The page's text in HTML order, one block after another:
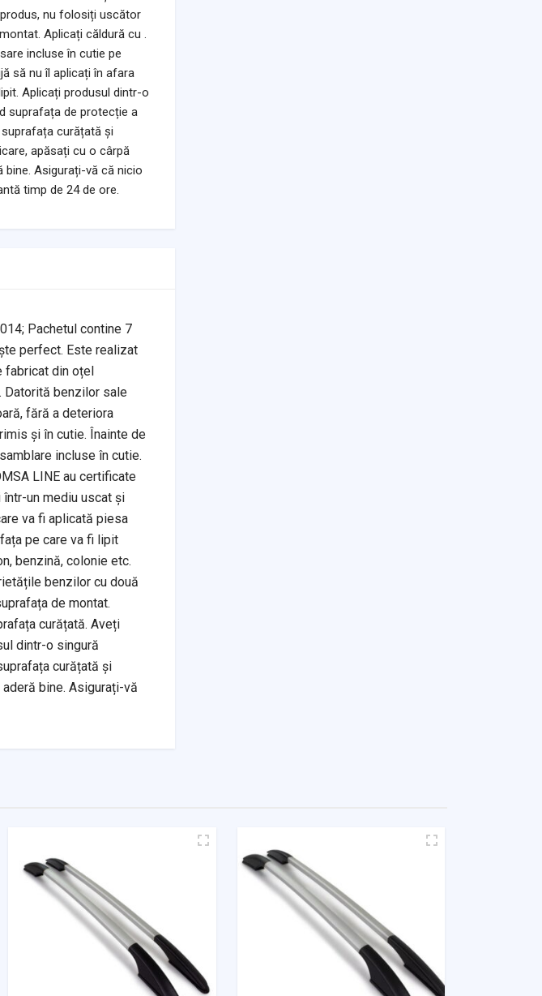
nu folosiți uscător
Aplicați căldură cu .
incluse în cutie pe
să nu îl aplicați în afara
Aplicați produsul dintr-o
suprafața de protecție a
curățată și
apăsați cu o cârpă
bine. Asigurați-vă că nicio
timp de 24 de ore.
Pachetul contine 7
perfect. Este realizat
fabricat din oțel
Datorită benzilor sale
fără a deteriora
și în cutie. Înainte de
incluse în cutie.
LINE au certificate
într-un mediu uscat și
va fi aplicată piesa
pe care va fi lipit
benzină, colonie etc.
benzilor cu două
de montat.
curățată. Aveți
dintr-o singură
curățată și
bine. Asigurați-vă